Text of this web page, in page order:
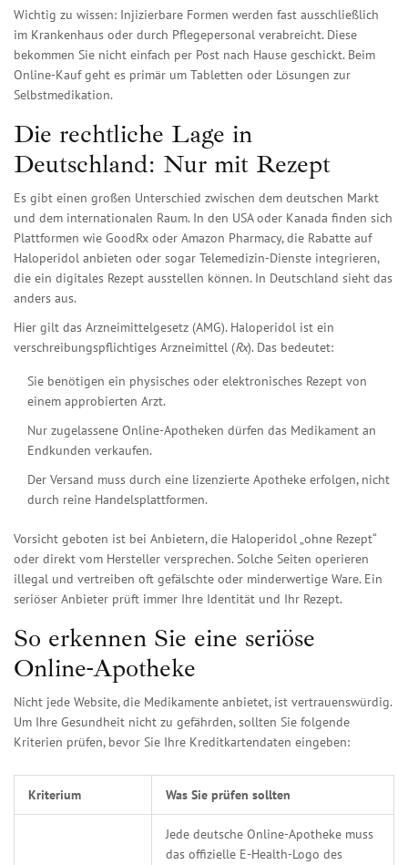
Wichtig zu wissen: Injizierbare Formen werden fast ausschließlich
im Krankenhaus oder durch Pflegepersonal verabreicht. Diese
bekommen Sie nicht einfach per Post nach Hause geschickt. Beim
Online-Kauf geht es primär um Tabletten oder Lösungen zur
Selbstmedikation.
Die rechtliche Lage in
Deutschland: Nur mit Rezept
Es gibt einen großen Unterschied zwischen dem deutschen Markt
und dem internationalen Raum. In den USA oder Kanada finden sich
Plattformen wie GoodRx oder Amazon Pharmacy, die Rabatte auf
Haloperidol anbieten oder sogar Telemedizin-Dienste integrieren,
die ein digitales Rezept ausstellen können. In Deutschland sieht das
anders aus.
Hier gilt das Arzneimittelgesetz (AMG). Haloperidol ist ein
verschreibungspflichtiges Arzneimittel (Rx). Das bedeutet:
Sie benötigen ein physisches oder elektronisches Rezept von
einem approbierten Arzt.
Nur zugelassene Online-Apotheken dürfen das Medikament an
Endkunden verkaufen.
Der Versand muss durch eine lizenzierte Apotheke erfolgen, nicht
durch reine Handelsplattformen.
Vorsicht geboten ist bei Anbietern, die Haloperidol „ohne Rezept“
oder direkt vom Hersteller versprechen. Solche Seiten operieren
illegal und vertreiben oft gefälschte oder minderwertige Ware. Ein
seriöser Anbieter prüft immer Ihre Identität und Ihr Rezept.
So erkennen Sie eine seriöse
Online-Apotheke
Nicht jede Website, die Medikamente anbietet, ist vertrauenswürdig.
Um Ihre Gesundheit nicht zu gefährden, sollten Sie folgende
Kriterien prüfen, bevor Sie Ihre Kreditkartendaten eingeben:
Kriterium Was Sie prüfen sollten
Jede deutsche Online-Apotheke muss
das offizielle E-Health-Logo des